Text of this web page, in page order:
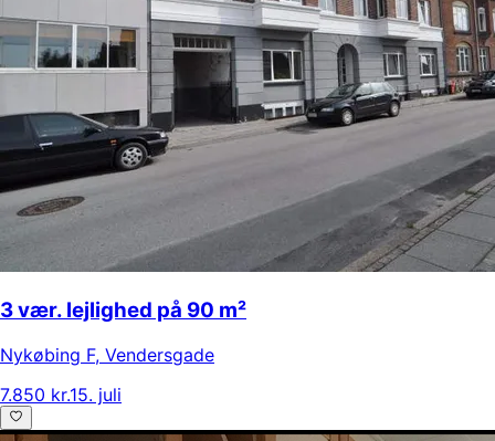
3 vær. lejlighed på 90 m²
Nykøbing F, Vendersgade
7.850 kr.15. juli